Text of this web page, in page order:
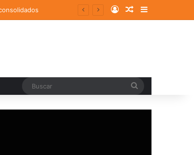
Log InRandom Article
Sidebar